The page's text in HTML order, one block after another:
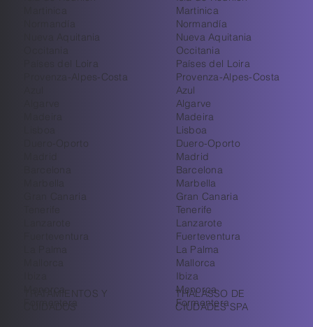
Normandía
Nueva Aquitania
Países del Loira
Provenza-Alpes-Costa
Duero-Oporto
Gran Canaria
Fuerteventura
Formentera
Martinica
Normandía
Nueva Aquitania
Occitania
Países del Loira
Provenza-Alpes-Costa
Azul
Algarve
Madeira
Lisboa
Duero-Oporto
Madrid
Barcelona
Marbella
Gran Canaria
Tenerife
Lanzarote
Fuerteventura
La Palma
Mallorca
Ibiza
Menorca
Formentera
TRATAMIENTOS Y
CUIDADOS
THALASSO DE
CIUDADES SPA